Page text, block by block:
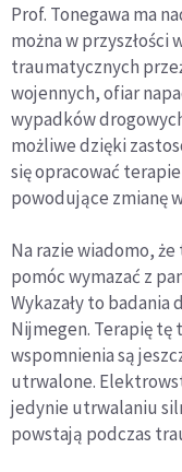
Prof. Tonegawa ma
można w przyszłości
traumatycznych
wojennych, ofiar
wypadków
możliwe dzięki
się opracować
powodujące zmianę
Na razie wiadomo,
pomóc wymazać z
Wykazały to badania
Nijmegen. Terapię
wspomnienia są
utrwalone.
jedynie utrwalaniu
powstają podczas